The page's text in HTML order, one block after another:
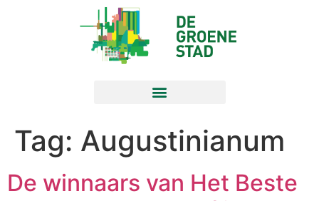
Tag: Augustinianum
De winnaars van Het Beste